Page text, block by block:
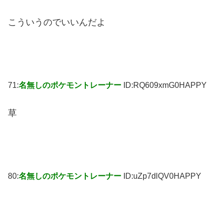
こういうのでいいんだよ
71:名無しのポケモントレーナー ID:RQ609xmG0HAPPY
草
80:名無しのポケモントレーナー ID:uZp7dlQV0HAPPY